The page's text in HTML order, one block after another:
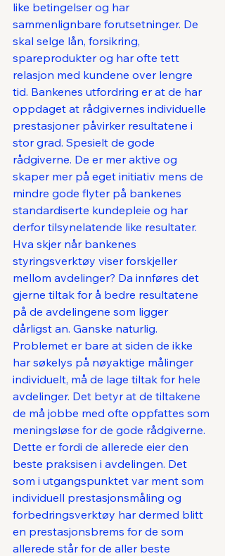
like betingelser og har
sammenlignbare forutsetninger. De
skal selge lån, forsikring,
spareprodukter og har ofte tett
relasjon med kundene over lengre
tid. Bankenes utfordring er at de har
oppdaget at rådgivernes individuelle
prestasjoner påvirker resultatene i
stor grad. Spesielt de gode
rådgiverne. De er mer aktive og
skaper mer på eget initiativ mens de
mindre gode flyter på bankenes
standardiserte kundepleie og har
derfor tilsynelatende like resultater.
Hva skjer når bankenes
styringsverktøy viser forskjeller
mellom avdelinger? Da innføres det
gjerne tiltak for å bedre resultatene
på de avdelingene som ligger
dårligst an. Ganske naturlig.
Problemet er bare at siden de ikke
har søkelys på nøyaktige målinger
individuelt, må de lage tiltak for hele
avdelinger. Det betyr at de tiltakene
de må jobbe med ofte oppfattes som
meningsløse for de gode rådgiverne.
Dette er fordi de allerede eier den
beste praksisen i avdelingen. Det
som i utgangspunktet var ment som
individuell prestasjonsmåling og
forbedringsverktøy har dermed blitt
en prestasjonsbrems for de som
allerede står for de aller beste